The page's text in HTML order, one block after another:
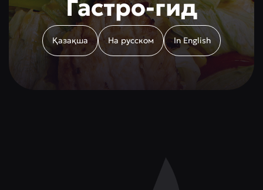
Гастро-гид
Қазақша На русском In English